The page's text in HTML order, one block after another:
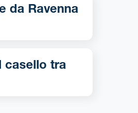
casello tra